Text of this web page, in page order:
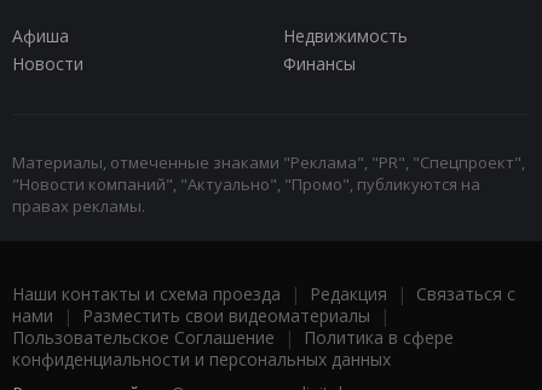
Афиша
Недвижимость
Новости
Финансы
Материалы, отмеченные знаками "Реклама", "PR", "Спецпроект",
"Новости компаний", "Актуально", "Промо", публикуются на
правах рекламы.
Наши контакты и схема проезда | Редакция | Связаться с
нами | Разместить свои видеоматериалы |
Пользовательское Соглашение |
Политика в сфере
конфиденциальности и персональных данных